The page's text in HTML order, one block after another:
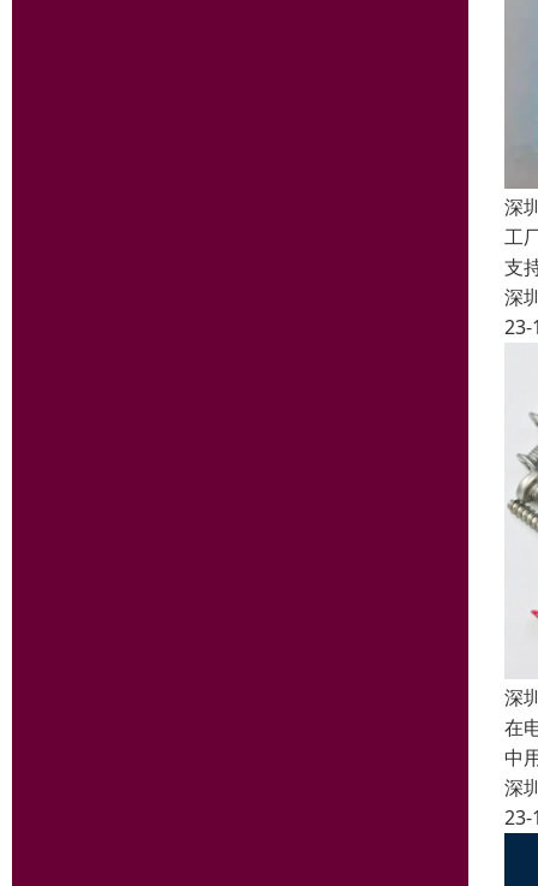
深
工
支
深
23-
深
在
中
深
23-